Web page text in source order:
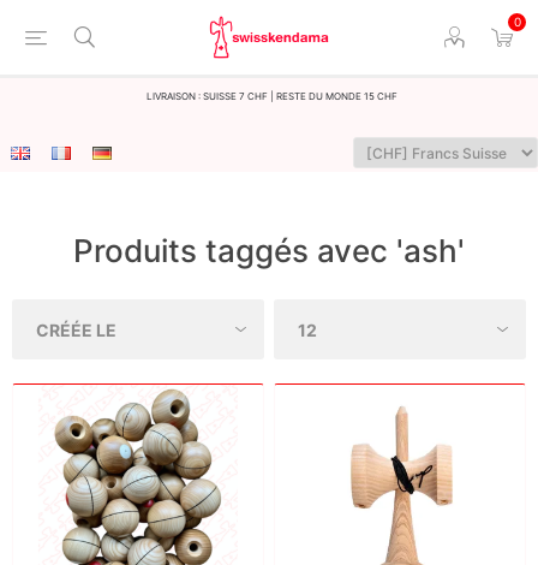
0
LIvraison : Suisse 7 CHF | Reste du monde 15 CHF
Produits taggés avec 'ash'